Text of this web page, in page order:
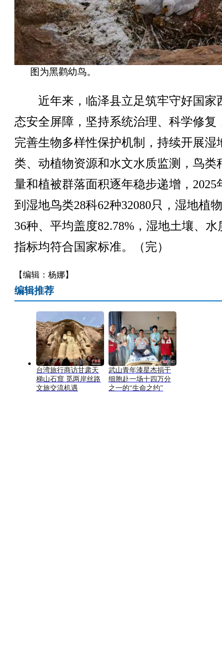
图为黑鹳幼鸟。
近年来，临泽县立足筑牢守好国家
态安全屏障，坚持系统治理、科学修复
完善生物多样性保护机制，持续开展湿
类、动植物资源和水文水质监测，鸟类
量和植被群落面积逐年稳步递增，2025
到湿地鸟类28科62种32080只，湿地植
36种、平均盖度82.78%，湿地土壤、水
指标均符合国家标准。（完）
【编辑：杨娜】
编辑推荐
台湾旅行商访甘肃天
梯山石窟 觅两岸丝路
文旅交流机遇
武山青年漆星杰捐干
细胞赴一场十四万分
之一的“生命之约”